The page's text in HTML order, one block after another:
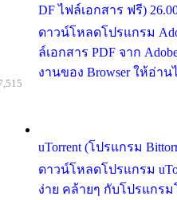
DF ไฟล์เอกสาร ฟรี)
ดาวน์โหลดโปรแกรม
ล์เอกสาร PDF จาก
งานของ Browser ให้อ่าน
uTorrent (โปรแกรม
ดาวน์โหลดโปรแกรม
ง่าย คล้ายๆ กับโปรแกร